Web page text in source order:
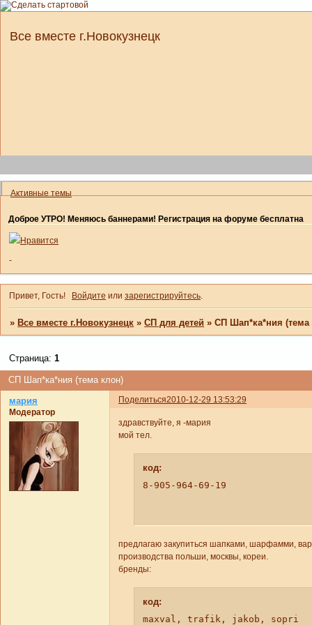
Все вместе г.Новокузнецк
Активные темы
Доброе УТРО! Меняюсь баннерами! Регистрация на форуме бесплатна
Нравится
-
Привет, Гость! Войдите или зарегистрируйтесь.
»Все вместе г.Новокузнецк »СП для детей »СП Шап*ка*ния (тема
СП Шап*ка*ния (тема клон)
Страница:1
Поделиться2010-12-29 13:53:29
мария
Модератор
здравствуйте, я -мария
мой тел.
код:
8-905-964-69-19
предлагаю закупиться шапками, шарфамми,
производства польши, москвы, кореи.
бренды:
код:
maxval, trafik, jakob, sopri